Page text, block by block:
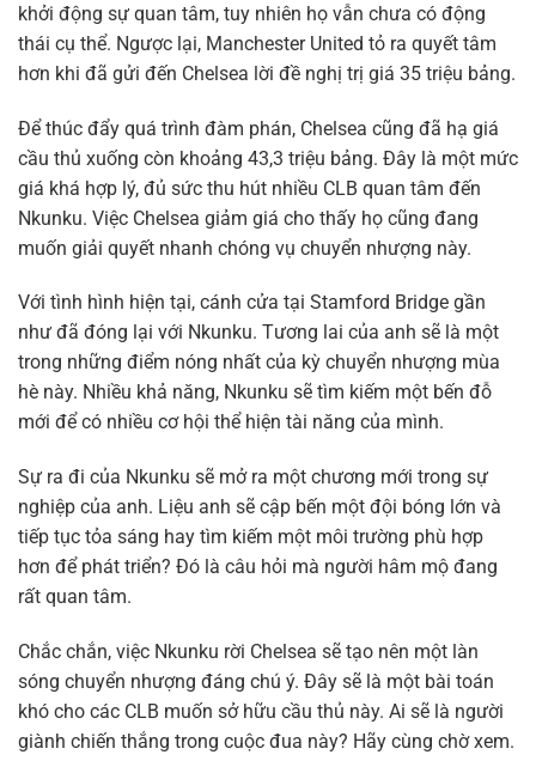
khởi động sự quan tâm, tuy nhiên họ vẫn chưa có động
thái cụ thể. Ngược lại, Manchester United tỏ ra quyết tâm
hơn khi đã gửi đến Chelsea lời đề nghị trị giá 35 triệu bảng.
Để thúc đẩy quá trình đàm phán, Chelsea cũng đã hạ giá
cầu thủ xuống còn khoảng 43,3 triệu bảng. Đây là một mức
giá khá hợp lý, đủ sức thu hút nhiều CLB quan tâm đến
Nkunku. Việc Chelsea giảm giá cho thấy họ cũng đang
muốn giải quyết nhanh chóng vụ chuyển nhượng này.
Với tình hình hiện tại, cánh cửa tại Stamford Bridge gần
như đã đóng lại với Nkunku. Tương lai của anh sẽ là một
trong những điểm nóng nhất của kỳ chuyển nhượng mùa
hè này. Nhiều khả năng, Nkunku sẽ tìm kiếm một bến đỗ
mới để có nhiều cơ hội thể hiện tài năng của mình.
Sự ra đi của Nkunku sẽ mở ra một chương mới trong sự
nghiệp của anh. Liệu anh sẽ cập bến một đội bóng lớn và
tiếp tục tỏa sáng hay tìm kiếm một môi trường phù hợp
hơn để phát triển? Đó là câu hỏi mà người hâm mộ đang
rất quan tâm.
Chắc chắn, việc Nkunku rời Chelsea sẽ tạo nên một làn
sóng chuyển nhượng đáng chú ý. Đây sẽ là một bài toán
khó cho các CLB muốn sở hữu cầu thủ này. Ai sẽ là người
giành chiến thắng trong cuộc đua này? Hãy cùng chờ xem.